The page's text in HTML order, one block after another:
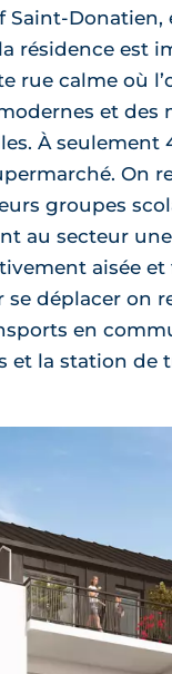
Saint-Donatien,
résidence est
rue calme où
et des
À seulement
On
groupes
au secteur une
aisée et
se déplacer on
en
et la station de